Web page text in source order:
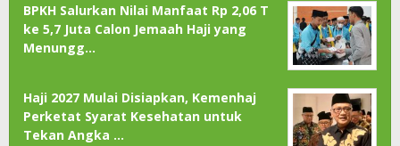
BPKH Salurkan Nilai Manfaat Rp 2,06 T
ke 5,7 Juta Calon Jemaah Haji yang
Menungg…
Haji 2027 Mulai Disiapkan, Kemenhaj
Perketat Syarat Kesehatan untuk
Tekan Angka …